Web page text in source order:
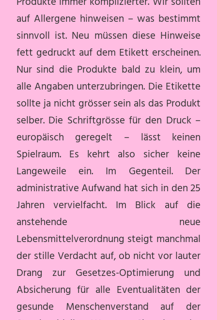
auf Allergene hinweisen – was bestimmt
sinnvoll ist. Neu müssen diese Hinweise
fett gedruckt auf dem Etikett erscheinen.
Nur sind die Produkte bald zu klein, um
alle Angaben unterzubringen. Die Etikette
sollte ja nicht grösser sein als das Produkt
selber. Die Schriftgrösse für den Druck –
europäisch geregelt – lässt keinen
Spielraum. Es kehrt also sicher keine
Langeweile ein. Im Gegenteil. Der
administrative Aufwand hat sich in den 25
Jahren vervielfacht. Im Blick auf die
anstehende neue
Lebensmittelverordnung steigt manchmal
der stille Verdacht auf, ob nicht vor lauter
Drang zur Gesetzes-Optimierung und
Absicherung für alle Eventualitäten der
gesunde Menschenverstand auf der